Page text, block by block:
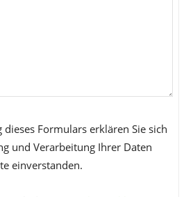
Formulars erklären Sie sich
und Verarbeitung Ihrer Daten
einverstanden.